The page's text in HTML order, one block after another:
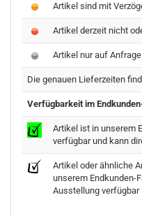
Artikel sind mit
Artikel derzeit nicht
Artikel nur auf Anfrage
Die genauen Lieferzeiten
Verfügbarkeit im
Artikel ist in unserem
verfügbar und kann
Artikel oder ähnliche
unserem Endkunden-
Ausstellung verfügbar